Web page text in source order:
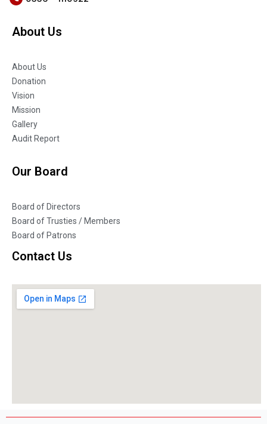
About Us
About Us
Donation
Vision
Mission
Gallery
Audit Report
Our Board
Board of Directors
Board of Trusties / Members
Board of Patrons
Contact Us